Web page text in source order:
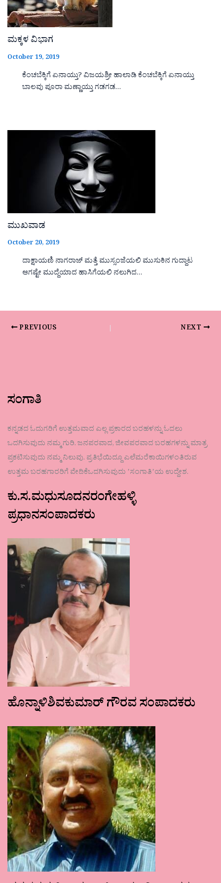
ಮಕ್ಕಳ ವಿಭಾಗ
October 19, 2019
ಕೆಂಚಬೆಕ್ಕಿಗೆ ಏನಾಯ್ತು? ವಿಜಯಶ್ರೀ ಹಾಲಾಡಿ ಕೆಂಚಬೆಕ್ಕಿಗೆ ಏನಾಯ್ತು
ಬಾಲವು ಪೂರಾ ಮಣ್ಣಾಯ್ತು ಗಡಗಡ…
ಮುಖವಾಡ
October 20, 2019
ದಾಕ್ಷಾಯಣಿ ನಾಗರಾಜ್ ಮತ್ತೆ ಮುಸ್ಸಂಜೆಯಲಿ ಮುಸುಕಿನ ಗುದ್ದಾಟ
ಆಗಷ್ಟೇ ಮುದ್ದೆಯಾದ ಹಾಸಿಗೆಯಲಿ ನಲುಗಿದ…
PREVIOUS NEXT
ಸಂಗಾತಿ
ಕನ್ನಡದ ಓದುಗರಿಗೆ ಉತ್ತಮವಾದ ಎಲ್ಲ ಪ್ರಕಾರದ ಬರಹಳನ್ನು ಓದಲು
ಒದಗಿಸುವುದು ನಮ್ಮ ಗುರಿ. ಜನಪರವಾದ, ಜೀವಪರವಾದ ಬರಹಗಳನ್ನು ಮಾತ್ರ
ಪ್ರಕಟಿಸುವುದು ನಮ್ಮ ನಿಲುವು. ಪ್ರತಿಭೆಯಿದ್ದೂ ಎಲೆಮರೆಕಾಯಿಗಳಂತಿರುವ
ಉತ್ತಮ ಬರಹಗಾರರಿಗೆ ವೇದಿಕೆಒದಗಿಸುವುದು ʼಸಂಗಾತಿʼಯ ಉದ್ದೇಶ.
ಕು.ಸ.ಮಧುಸೂದನರಂಗೇಹಳ್ಳಿ
ಪ್ರಧಾನಸಂಪಾದಕರು
ಹೊನ್ನಾಳಿಶಿವಕುಮಾರ್ ಗೌರವ ಸಂಪಾದಕರು